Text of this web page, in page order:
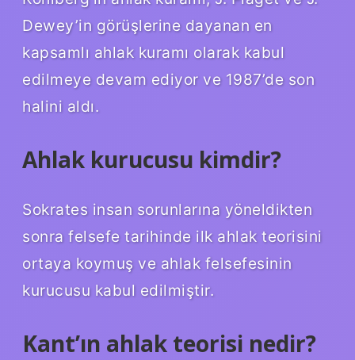
Dewey’in görüşlerine dayanan en
kapsamlı ahlak kuramı olarak kabul
edilmeye devam ediyor ve 1987’de son
halini aldı.
Ahlak kurucusu kimdir?
Sokrates insan sorunlarına yöneldikten
sonra felsefe tarihinde ilk ahlak teorisini
ortaya koymuş ve ahlak felsefesinin
kurucusu kabul edilmiştir.
Kant’ın ahlak teorisi nedir?